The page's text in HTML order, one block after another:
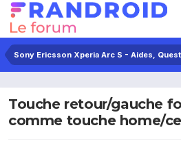
Touche retour/gauche
comme touche home/